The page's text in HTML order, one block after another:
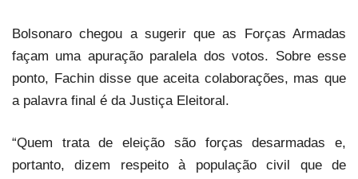
Bolsonaro chegou a sugerir que as Forças Armadas
façam uma apuração paralela dos votos. Sobre esse
ponto, Fachin disse que aceita colaborações, mas que
a palavra final é da Justiça Eleitoral.
“Quem trata de eleição são forças desarmadas e,
portanto, dizem respeito à população civil que de